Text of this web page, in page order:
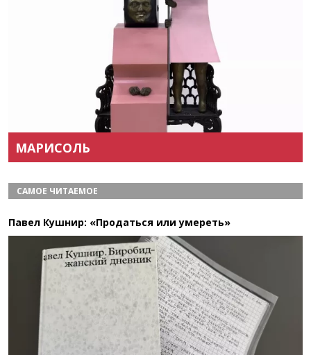
МАРИСОЛЬ
САМОЕ ЧИТАЕМОЕ
Павел Кушнир: «Продаться или умереть»